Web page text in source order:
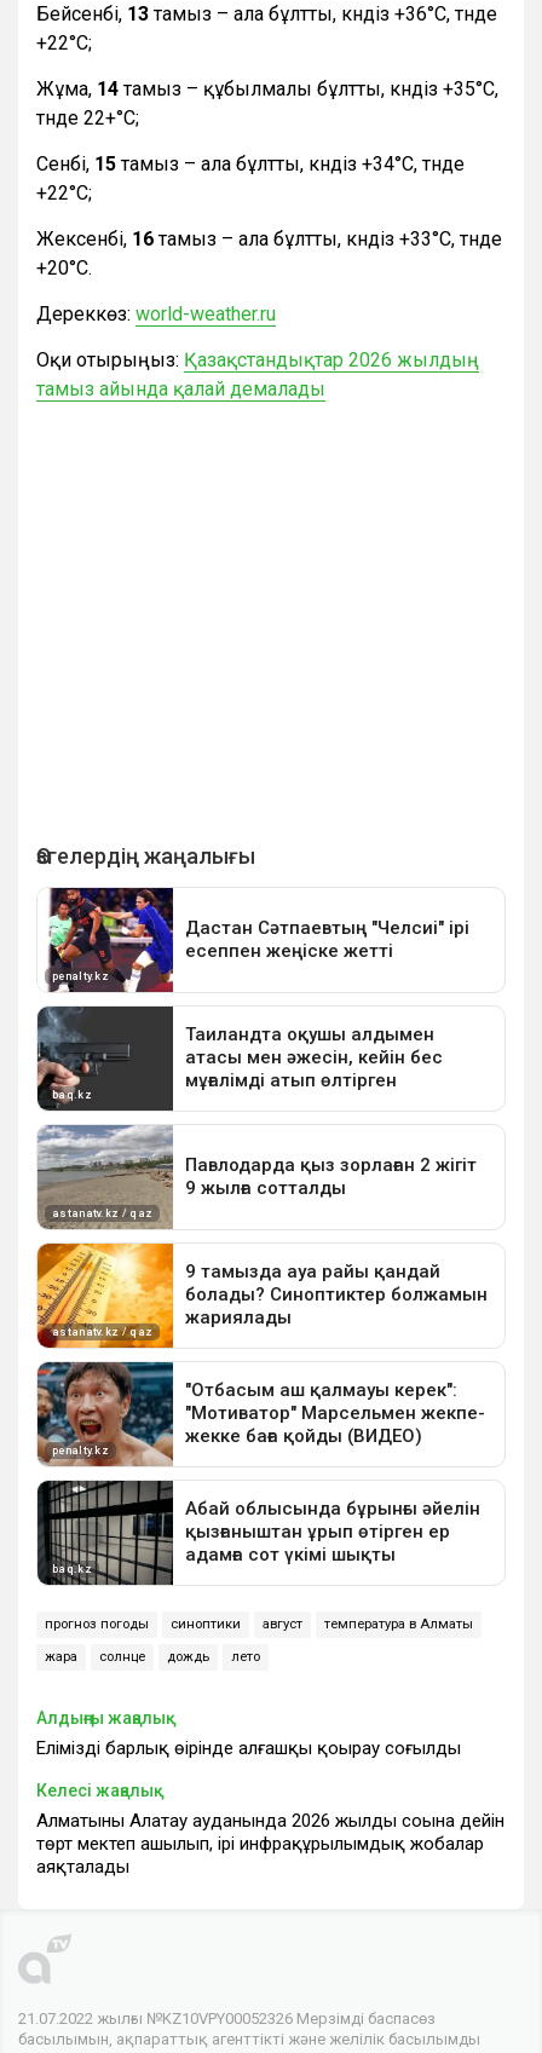
Бейсенбі, 13тамыз – ала бұлтты, күндіз +36°С, түнде
+22°С;
Жұма, 14тамыз – құбылмалы бұлтты, күндіз +35°С,
түнде 22+°С;
Сенбі, 15тамыз – ала бұлтты, күндіз +34°С, түнде
+22°С;
Жексенбі, 16тамыз – ала бұлтты, күндіз +33°С, түнде
+20°С.
Дереккөз: world-weather.ru
Оқи отырыңыз: Қазақстандықтар 2026 жылдың
тамыз айында қалай демалады
прогноз погоды синоптики август температура в Алматы
жара солнце дождь лето
Алдыңғы жаңалық
Еліміздің барлық өңірінде алғашқы қоңырау соғылды
Келесі жаңалық
Алматының Алатау ауданында 2026 жылдың соңына дейін
төрт мектеп ашылып, ірі инфрақұрылымдық жобалар
аяқталады
21.07.2022 жылғы №KZ10VPY00052326 Мерзімді баспасөз
басылымын, ақпараттық агенттікті және желілік басылымды